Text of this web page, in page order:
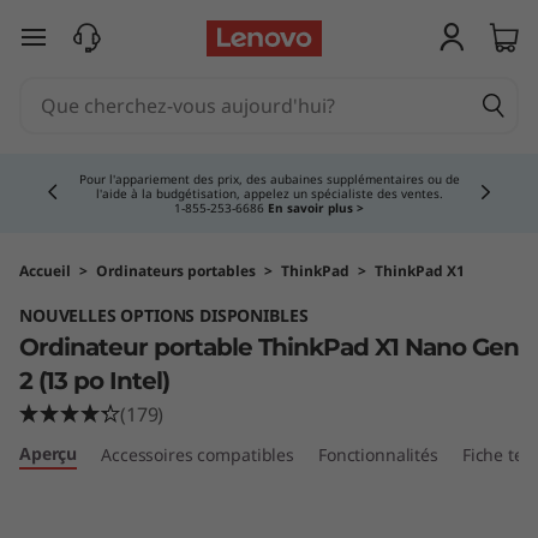
T
P
a
d
X
passer au contenu principal
Achetez maintenant, payez en trop.En savoir plus >
Accueil > Ordinateurs portables > ThinkPad > ThinkPad X1
NOUVELLES OPTIONS DISPONIBLES
Ordinateur portable ThinkPad X1 Nano Gen
2 (13 po Intel)
(179)
Aperçu Accessoires compatibles Fonctionnalités Fiche